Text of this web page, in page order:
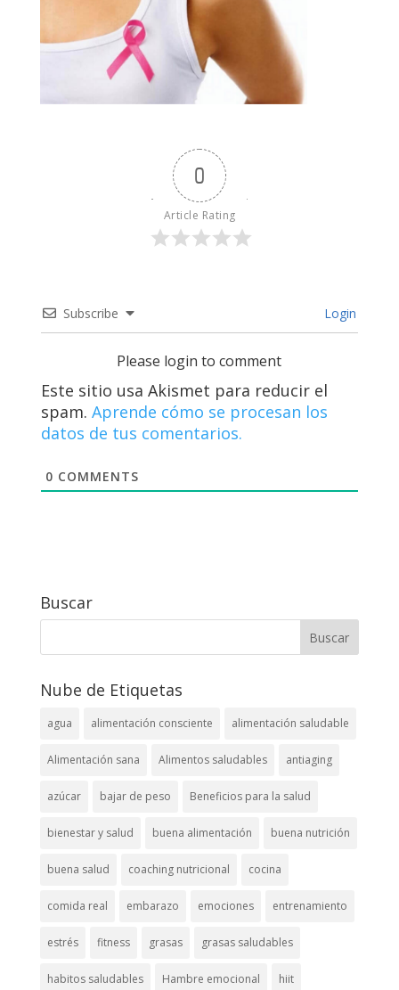
0
Article Rating
Subscribe Login
Please login to comment
Este sitio usa Akismet para reducir el
spam. Aprende cómo se procesan los
datos de tus comentarios.
0 COMMENTS
Buscar
Nube de Etiquetas
agua alimentación consciente alimentación saludable
Alimentación sana Alimentos saludables antiaging
azúcar bajar de peso Beneficios para la salud
bienestar y salud buena alimentación buena nutrición
buena salud coaching nutricional cocina
comida real embarazo emociones entrenamiento
estrés fitness grasas grasas saludables
habitos saludables Hambre emocional hiit